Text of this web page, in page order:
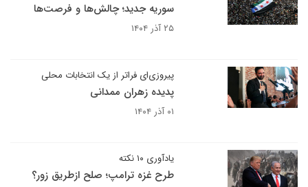
سوریه جدید؛ چالش‌ها و فرصت‌ها
۲۵ آذر ۱۴۰۴
پیروزی‌ای فراتر از یک انتخابات محلی
پدیده زهران ممدانی
۰۱ آذر ۱۴۰۴
یادآوری ۱۰ نکته
طرح غزه ترامپ؛ صلح ازطریق زور؟